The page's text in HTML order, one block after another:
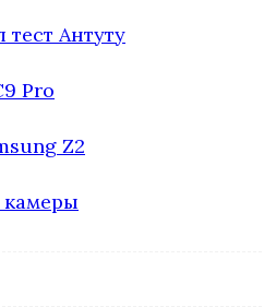
Антуту
Pro
Z2
камеры